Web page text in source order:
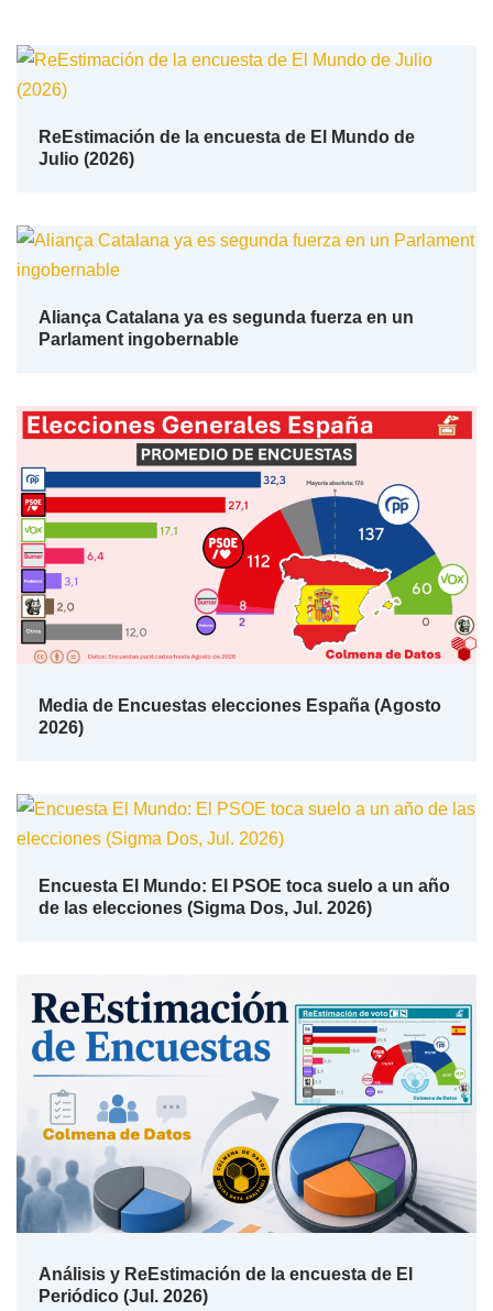
ReEstimación de la encuesta de El Mundo de
Julio (2026)
Aliança Catalana ya es segunda fuerza en un
Parlament ingobernable
Media de Encuestas elecciones España (Agosto
2026)
Encuesta El Mundo: El PSOE toca suelo a un año
de las elecciones (Sigma Dos, Jul. 2026)
Análisis y ReEstimación de la encuesta de El
Periódico (Jul. 2026)